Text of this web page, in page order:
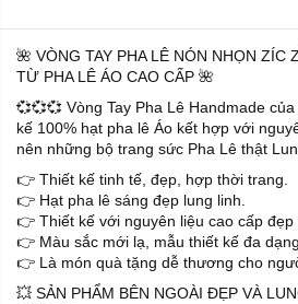
🌺 VÒNG TAY PHA LÊ NÓN NHỌN ZÍC
TỪ PHA LÊ ÁO CAO CẤP 🌺
💞💞💞 Vòng Tay Pha Lê Handmade
kế 100% hạt pha lê Áo kết hợp với
nên những bộ trang sức Pha Lê thật
👉 Thiết kế tinh tế, đẹp, hợp thời trang.
👉 Hạt pha lê sáng đẹp lung linh.
👉 Thiết kế với nguyên liệu cao cấp đẹp
👉 Màu sắc mới lạ, mẫu thiết kế đa
👉 Là món quà tặng dễ thương cho
💥 SẢN PHẨM BÊN NGOÀI ĐẸP VÀ